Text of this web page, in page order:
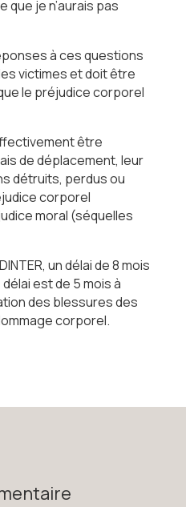
que je n’aurais pas
à ces questions
victimes et doit être
le préjudice corporel
être
de déplacement, leur
détruits, perdus ou
corporel
moral (séquelles
un délai de 8 mois
est de 5 mois à
des blessures des
corporel.